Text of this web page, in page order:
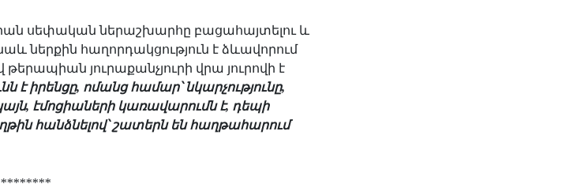
սեփական ներաշխարհը բացահայտելու և
ներքին հաղորդակցություն է ձևավորում
թերապիան յուրաքանչյուրի վրա յուրովի է
է իրենցը, ոմանց համար՝ նկարչությունը,
էմոցիաների կառավարումն է, դեպի
հանձնելով՝ շատերն են հաղթահարում